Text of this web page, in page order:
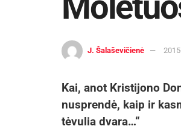
J. Šalaševičienė
Kai, anot Kristijono
nusprendė, kaip ir
tėvulia dvara…“